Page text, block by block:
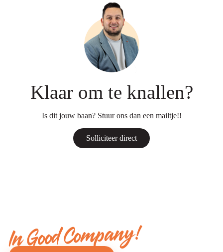
Klaar om te knallen?
Is dit jouw baan? Stuur ons dan een mailtje!!
Solliciteer direct
In Good Company!